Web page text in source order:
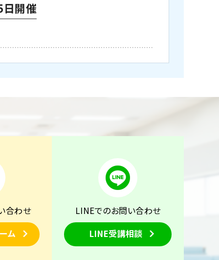
日開催
合わせ
ム
LINEでのお問い合わせ
LINE受講相談